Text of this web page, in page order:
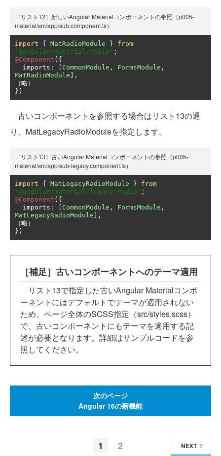
［リスト12］新しいAngular Materialコンポーネントの参照（p005-
material/src/app/sub.component.ts）
import { MatRadioModule }
from
'@angular/material/radio' ;
@Component ({
  imports
: CommonModule , FormsModule ,
MatRadioModule ],
（略）
})
古いコンポーネントを参照する場合はリスト13の通
り、MatLegacyRadioModuleを指定します。
［リスト13］古いAngular Materialコンポーネントの参照（p005-
material/src/app/sub-legacy.component.ts）
import { MatLegacyRadioModule }
from
'@angular/material/legacy-radio' ;
@Component ({
  imports
: CommonModule , FormsModule ,
MatLegacyRadioModule ],
（略）
})
［補足］古いコンポーネントへのテーマ適用
リスト13で指定した古いAngular Materialコンポ
ーネントにはデフォルトでテーマが適用されない
ため、ページ全体のSCSS指定（src/styles.scss）
で、古いコンポーネントにもテーマを適用する記
述が必要となります。詳細はサンプルコードを参
照してください。
次のページ
Angular 16の新機能
1 2 NEXT